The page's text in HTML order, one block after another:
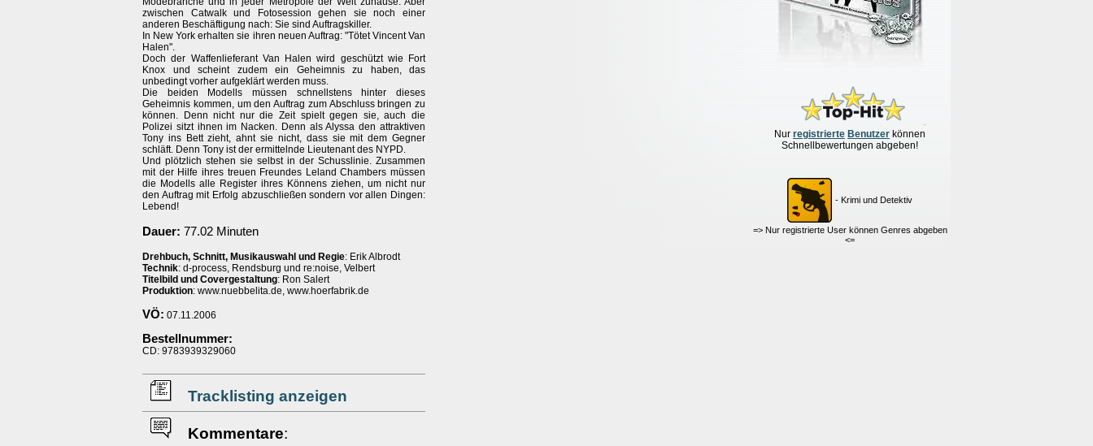
Nur registrierte Benutzer können
Schnellbewertungen abgeben!
- Krimi und Detektiv
=> Nur registrierte User können Genres abgeben
<=
zwischen Catwalk und Fotosession gehen sie noch einer
anderen Beschäftigung nach: Sie sind Auftragskiller.
In New York erhalten sie ihren neuen Auftrag: "Tötet Vincent Van
Halen".
Doch der Waffenlieferant Van Halen wird geschützt wie Fort
Knox und scheint zudem ein Geheimnis zu haben, das
unbedingt vorher aufgeklärt werden muss.
Die beiden Modells müssen schnellstens hinter dieses
Geheimnis kommen, um den Auftrag zum Abschluss bringen zu
können. Denn nicht nur die Zeit spielt gegen sie, auch die
Polizei sitzt ihnen im Nacken. Denn als Alyssa den attraktiven
Tony ins Bett zieht, ahnt sie nicht, dass sie mit dem Gegner
schläft. Denn Tony ist der ermittelnde Lieutenant des NYPD.
Und plötzlich stehen sie selbst in der Schusslinie. Zusammen
mit der Hilfe ihres treuen Freundes Leland Chambers müssen
die Modells alle Register ihres Könnens ziehen, um nicht nur
den Auftrag mit Erfolg abzuschließen sondern vor allen Dingen:
Lebend!
Dauer: 77.02 Minuten
Drehbuch, Schnitt, Musikauswahl und Regie: Erik Albrodt
Technik: d-process, Rendsburg und re:noise, Velbert
Titelbild und Covergestaltung: Ron Salert
Produktion: www.nuebbelita.de, www.hoerfabrik.de
VÖ: 07.11.2006
Bestellnummer:
CD: 9783939329060
Tracklisting anzeigen
Kommentare: